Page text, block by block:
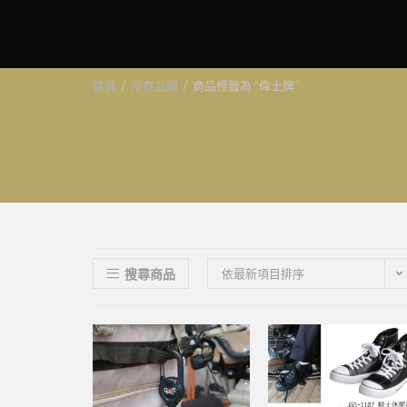
首頁 / 所有品牌 / 商品標籤為 “偉士牌”
搜尋商品 依最新項目排序